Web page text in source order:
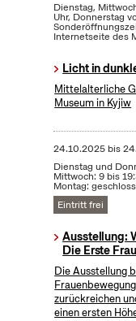
Dienstag,
Uhr, Donnerstag
Internetseite des
Licht in
Mittelalterliche
Museum in Kyjiw
24.10.2025bis
Dienstag und
Mittwoch: 9 bis
Montag:
Eintritt frei
Ausstellung:
Die Erste
Die Ausstellung
zurückreichen
einen ersten